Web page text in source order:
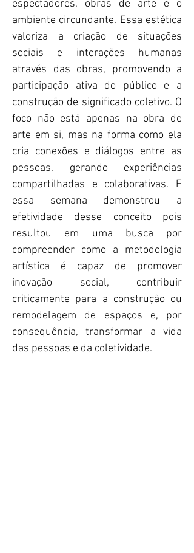
espectadores, obras de arte e o
ambiente circundante. Essa estética
valoriza a criação de situações
sociais e interações humanas
através das obras, promovendo a
participação ativa do público e a
construção de significado coletivo. O
foco não está apenas na obra de
arte em si, mas na forma como ela
cria conexões e diálogos entre as
pessoas, gerando experiências
compartilhadas e colaborativas. E
essa semana demonstrou a
efetividade desse conceito pois
resultou em uma busca por
compreender como a metodologia
artística é capaz de promover
inovação social, contribuir
criticamente para a construção ou
remodelagem de espaços e, por
consequência, transformar a vida
das pessoas e da coletividade.